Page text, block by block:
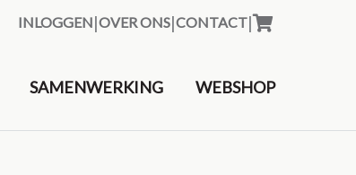
SAMENWERKING WEBSHOP
INLOGGEN|OVER ONS|CONTACT|